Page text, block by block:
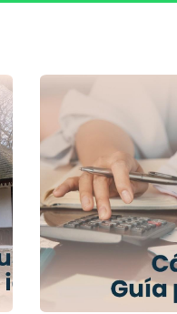
una persona puede
adaptado a tu
La planificación
cómo maximizar tus
reclamar como
incluyen